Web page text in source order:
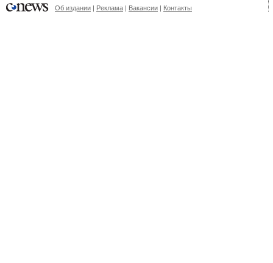
Об издании | Реклама | Вакансии | Контакты